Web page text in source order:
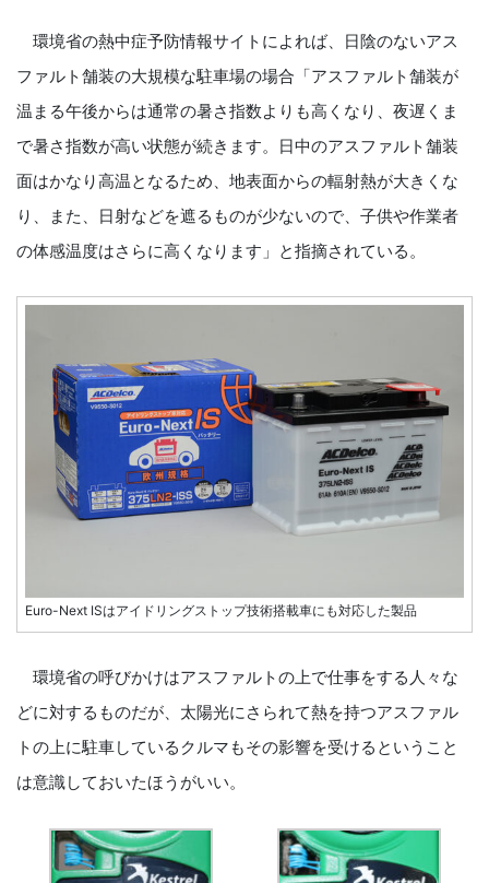
環境省の熱中症予防情報サイトによれば、日陰のないアス
ファルト舗装の大規模な駐車場の場合「アスファルト舗装が
温まる午後からは通常の暑さ指数よりも高くなり、夜遅くま
で暑さ指数が高い状態が続きます。日中のアスファルト舗装
面はかなり高温となるため、地表面からの輻射熱が大きくな
り、また、日射などを遮るものが少ないので、子供や作業者
の体感温度はさらに高くなります」と指摘されている。
Euro-Next ISはアイドリングストップ技術搭載車にも対応した製品
環境省の呼びかけはアスファルトの上で仕事をする人々な
どに対するものだが、太陽光にさられて熱を持つアスファル
トの上に駐車しているクルマもその影響を受けるということ
は意識しておいたほうがいい。